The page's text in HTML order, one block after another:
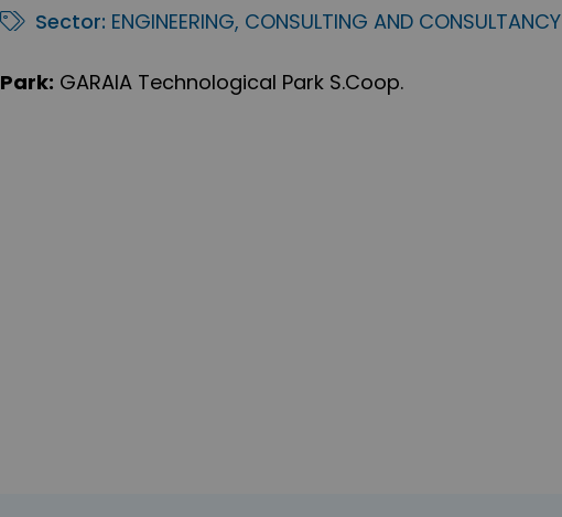
Sector: ENGINEERING, CONSULTING AND CONSULTANCY
Park: GARAIA Technological Park S.Coop.